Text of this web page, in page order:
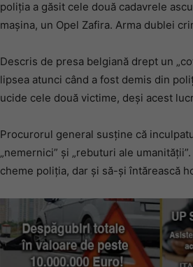
poliția a găsit cele două cadavrele
mașina, un Opel Zafira. Arma dublei
Descris de presa belgiană drept un
lipsea atunci când a fost demis din
ucide cele două victime, deși acest
Procurorul general susține că
„nemernici” și „rebuturi ale
cheme poliția, dar și să-și întărească